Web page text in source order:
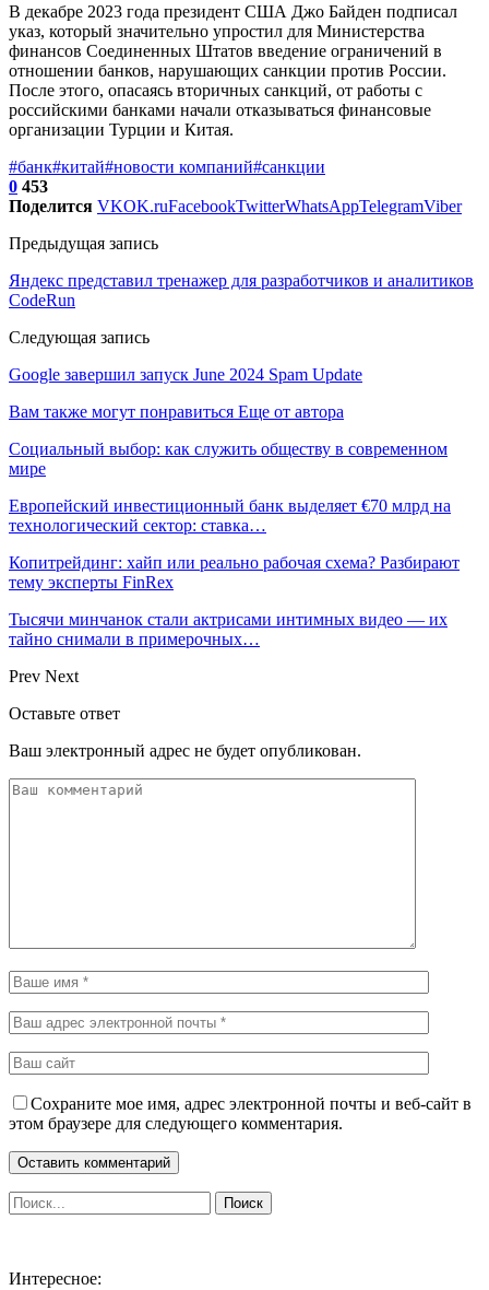
В декабре 2023 года президент США Джо Байден подписал
указ, который значительно упростил для Министерства
финансов Соединенных Штатов введение ограничений в
отношении банков, нарушающих санкции против России.
После этого, опасаясь вторичных санкций, от работы с
российскими банками начали отказываться финансовые
организации Турции и Китая.
#банк#китай#новости компаний#санкции
0 453
Поделится VKOK.ruFacebookTwitterWhatsAppTelegramViber
Предыдущая запись
Яндекс представил тренажер для разработчиков и аналитиков
CodeRun
Следующая запись
Google завершил запуск June 2024 Spam Update
Вам также могут понравиться Еще от автора
Социальный выбор: как служить обществу в современном
мире
Европейский инвестиционный банк выделяет €70 млрд на
технологический сектор: ставка…
Копитрейдинг: хайп или реально рабочая схема? Разбирают
тему эксперты FinRex
Тысячи минчанок стали актрисами интимных видео — их
тайно снимали в примерочных…
Prev Next
Оставьте ответ
Ваш электронный адрес не будет опубликован.
Сохраните мое имя, адрес электронной почты и веб-сайт в
этом браузере для следующего комментария.
Интересное: